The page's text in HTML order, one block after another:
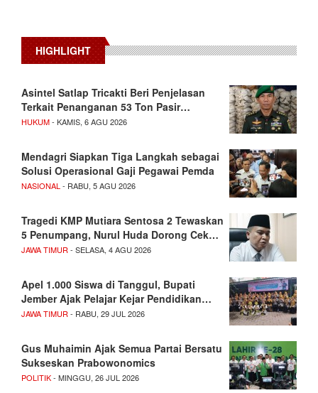
HIGHLIGHT
Asintel Satlap Tricakti Beri Penjelasan
Terkait Penanganan 53 Ton Pasir…
HUKUM- KAMIS, 6 AGU 2026
Mendagri Siapkan Tiga Langkah sebagai
Solusi Operasional Gaji Pegawai Pemda
NASIONAL - RABU, 5 AGU 2026
Tragedi KMP Mutiara Sentosa 2 Tewaskan
5 Penumpang, Nurul Huda Dorong Cek…
JAWA TIMUR - SELASA, 4 AGU 2026
Apel 1.000 Siswa di Tanggul, Bupati
Jember Ajak Pelajar Kejar Pendidikan…
JAWA TIMUR - RABU, 29 JUL 2026
Gus Muhaimin Ajak Semua Partai Bersatu
Sukseskan Prabowonomics
POLITIK- MINGGU, 26 JUL 2026